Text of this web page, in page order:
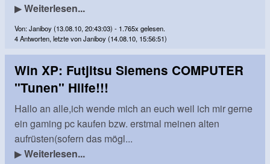
▶Weiterlesen...
Von: Janiboy (13.08.10, 20:43:03) - 1.765x gelesen.
4 Antworten, letzte von Janiboy (14.08.10, 15:56:51)
Win XP: Futjitsu Siemens COMPUTER
"Tunen" Hilfe!!!
Hallo an alle,ich wende mich an euch weil ich mir gerne
ein gaming pc kaufen bzw. erstmal meinen alten
aufrüsten(sofern das mögl...
▶Weiterlesen...